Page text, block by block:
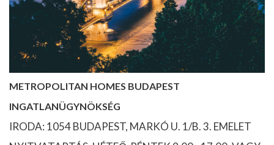
METROPOLITAN HOMES BUDAPEST
INGATLANÜGYNÖKSÉG
IRODA: 1054 BUDAPEST, MARKÓ U. 1/B. 3. EMELET